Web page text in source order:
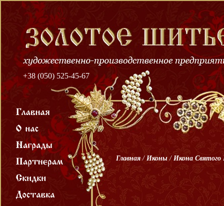
+38 (050) 525-45-67
Главная / Иконы / Икона Святого